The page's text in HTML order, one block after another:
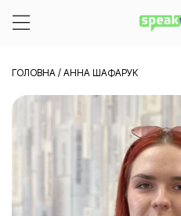
ГОЛОВНА / АННА ШАФАРУК